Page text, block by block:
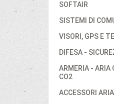
SOFTAIR
SISTEMI DI
VISORI, GPS E
DIFESA -
ARMERIA - ARIA
CO2
ACCESSORI